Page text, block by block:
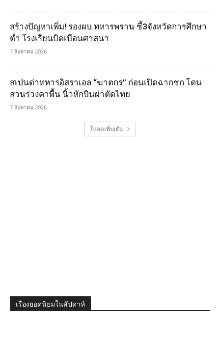
สร้างปัญหาเพิ่ม! รองผบ.ทหารพราน ชี้3จังหวัดการศึกษา
ต่ำ โรงเรียนบิดเบือนศาสนา
7 สิงหาคม 2026
สเปนด่าทหารอิสราเอล “ฆาตกร” ก่อนเปิดฉากชก โดน
สวนร่วงคาพื้น นิ้วหักบินผ่าตัดไทย
7 สิงหาคม 2026
โหลดเพิ่มเติม
เรื่องยอดนิยมในสัปดาห์